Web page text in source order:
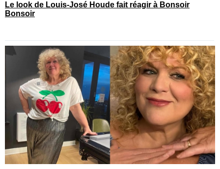
Le look de Louis-José Houde fait réagir à Bonsoir
Bonsoir